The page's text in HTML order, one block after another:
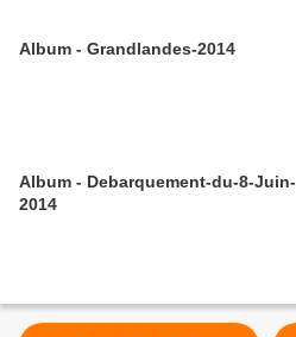
Album - Grandlandes-2014
Album - Debarquement-du-8-Juin-
2014